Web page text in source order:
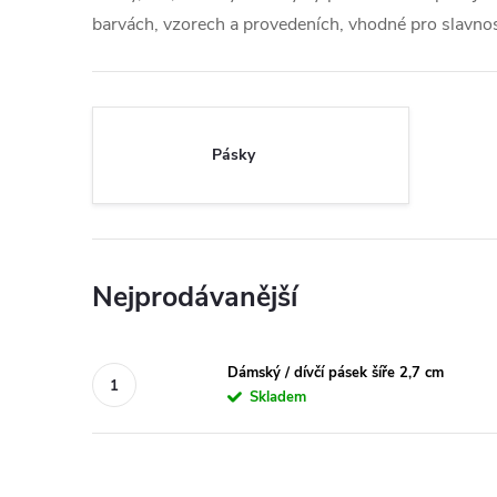
barvách, vzorech a provedeních, vhodné pro
Pásky
Nejprodávanější
Dámský / dívčí pásek šíře 2,7 cm
Skladem